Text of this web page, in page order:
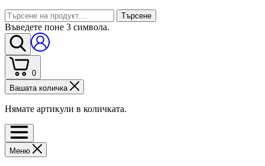
Търсене
Въведете поне 3 символа.
0
Вашата количка
Нямате артикули в количката.
Меню